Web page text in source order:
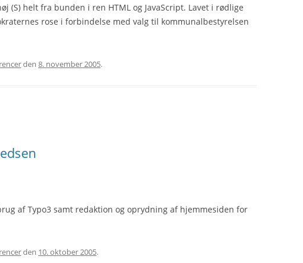
(S) helt fra bunden i ren HTML og JavaScript. Lavet i rødlige
rose i forbindelse med valg til kommunalbestyrelsen
den 8. november 2005.
af Typo3 samt redaktion og oprydning af hjemmesiden for
den 10. oktober 2005.